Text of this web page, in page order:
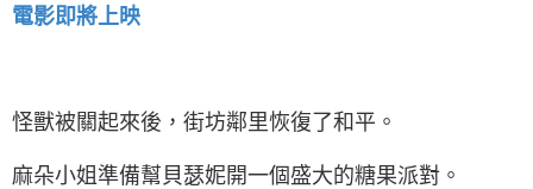
電影即將上映
怪獸被關起來後，街坊鄰里恢復了和平。
麻朵小姐準備幫貝瑟妮開一個盛大的糖果派對。